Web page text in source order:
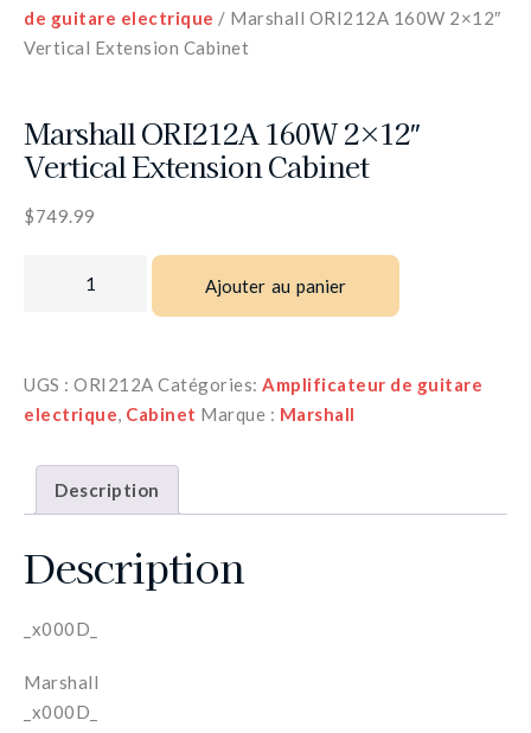
de guitare electrique / Marshall ORI212A 160W 2×12″
Vertical Extension Cabinet
Marshall ORI212A 160W 2×12″
Vertical Extension Cabinet
$749.99
Ajouter au panier
UGS : ORI212A Catégories: Amplificateur de guitare
electrique, Cabinet Marque : Marshall
Description
Description
_x000D_
Marshall
_x000D_